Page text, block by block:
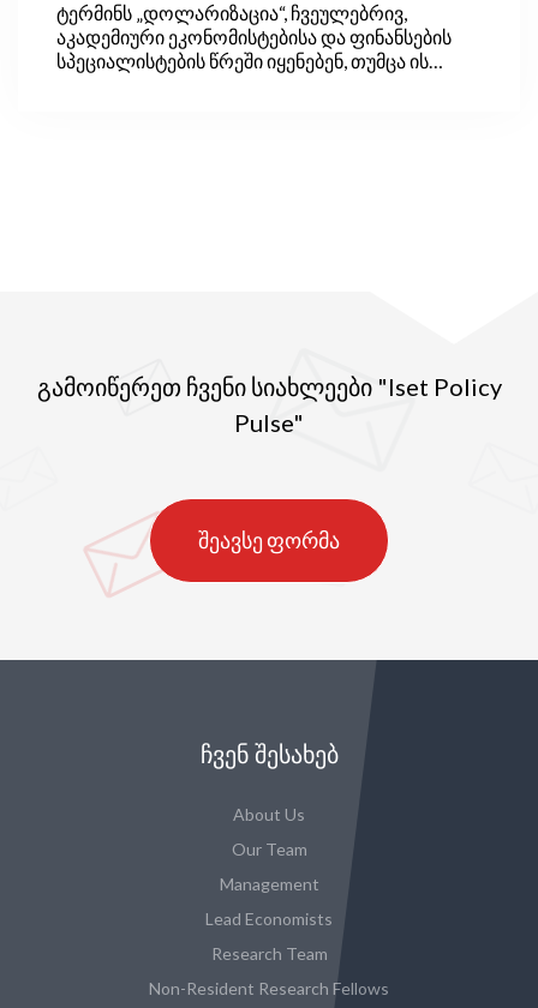
ტერმინს „დოლარიზაცია“, ჩვეულებრივ,
აკადემიური ეკონომისტებისა და ფინანსების
სპეციალისტების წრეში იყენებენ, თუმცა ის
გამოიწერეთ ჩვენი სიახლეები "Iset Policy
Pulse"
შეავსე ფორმა
ᲩᲕᲔᲜ ᲨᲔᲡᲐᲮᲔᲑ
About Us
Our Team
Management
Lead Economists
Research Team
Non-Resident Research Fellows